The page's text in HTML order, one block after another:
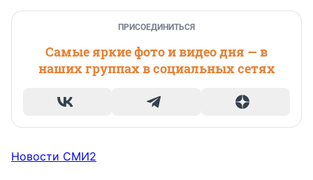
ПРИСОЕДИНИТЬСЯ
Самые яркие фото и видео дня — в
наших группах в социальных сетях
Новости СМИ2